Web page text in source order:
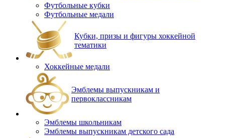
Футбольные кубки
Футбольные медали
Кубки, призы и фигуры хоккейной
тематики
Хоккейные медали
Эмблемы выпускникам и
первоклассникам
Эмблемы школьникам
Эмблемы выпускникам детского сада